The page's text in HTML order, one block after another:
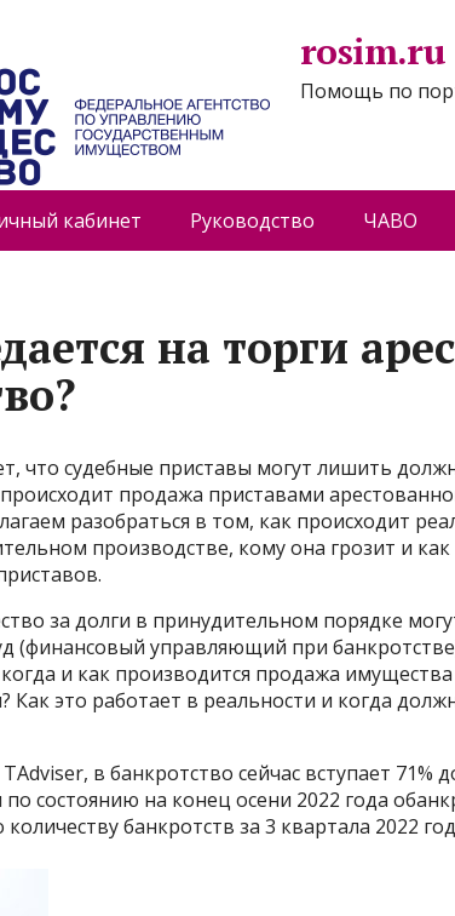
Помощь по
кабинет Руководство ЧАВО
на торги
что судебные приставы могут лишить
продажа приставами
разобраться в том, как происходит
производстве, кому она грозит и
за долги в принудительном порядке
(финансовый управляющий при
и как производится продажа
Как это работает в реальности и когда
в банкротство сейчас вступает 71%
состоянию на конец осени 2022 года
банкротств за 3 квартала 2022